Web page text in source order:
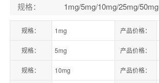
规格： 1mg/5mg/10mg/25mg/50mg
规格： 1mg 产品价格：
规格： 5mg 产品价格：
规格： 10mg 产品价格：